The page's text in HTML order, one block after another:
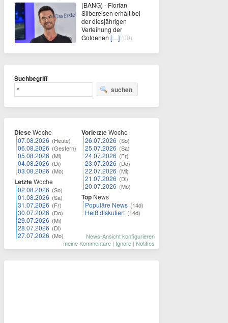
(BANG) - Florian
Silbereisen erhält bei
der diesjährigen
Verleihung der
Goldenen […] (00)
Suchbegriff
suchen
DieseWoche
07.08.2026 (Heute)
06.08.2026 (Gestern)
05.08.2026 (Mi)
04.08.2026 (Di)
03.08.2026 (Mo)
LetzteWoche
02.08.2026 (So)
01.08.2026 (Sa)
31.07.2026 (Fr)
30.07.2026 (Do)
29.07.2026 (Mi)
28.07.2026 (Di)
27.07.2026 (Mo)
VorletzteWoche
26.07.2026 (So)
25.07.2026 (Sa)
24.07.2026 (Fr)
23.07.2026 (Do)
22.07.2026 (Mi)
21.07.2026 (Di)
20.07.2026 (Mo)
Top News
Populäre News (14d)
Heiß diskutiert (14d)
News-Ansicht konfigurieren
meine Kommentare | Ignore | Notifies